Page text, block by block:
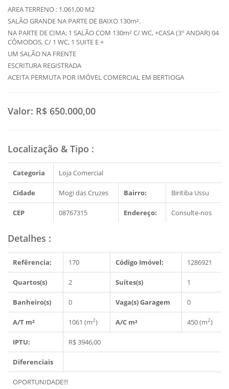
AREA TERRENO : 1.061,00 M2
SALÃO GRANDE NA PARTE DE BAIXO 130m².
NA PARTE DE CIMA: 1 SALÃO COM 130m² C/ WC, +CASA (3° ANDAR) 04
CÔMODOS, C/ 1 WC, 1 SUITE E +
UM SALÃO NA FRENTE
ESCRITURA REGISTRADA
ACEITA PERMUTA POR IMÓVEL COMERCIAL EM BERTIOGA
Valor: R$ 650.000,00
Localização & Tipo :
Categoria Loja Comercial
Cidade Mogi das Cruzes Bairro: Biritiba Ussu
CEP 08767315 Endereço: Consulte-nos
Detalhes :
Refêrencia: 170 Código Imóvel: 1286921
Quartos(s) 2 Suítes(s) 1
Banheiro(s) 0 Vaga(s) Garagem 0
A/T m² 1061 (m2) A/C m² 450 (m2)
IPTU: R$ 3946,00
Diferenciais
OPORTUNIDADE!!!